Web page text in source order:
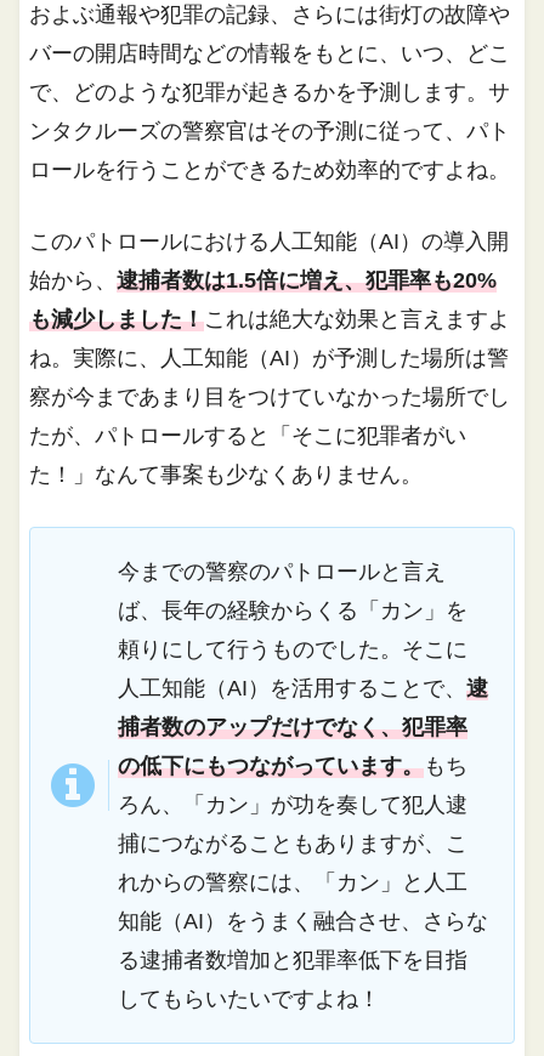
およぶ通報や犯罪の記録、さらには街灯の故障や
バーの開店時間などの情報をもとに、いつ、どこ
で、どのような犯罪が起きるかを予測します。サ
ンタクルーズの警察官はその予測に従って、パト
ロールを行うことができるため効率的ですよね。
このパトロールにおける人工知能（AI）の導入開
始から、逮捕者数は1.5倍に増え、犯罪率も20%
も減少しました！これは絶大な効果と言えますよ
ね。実際に、人工知能（AI）が予測した場所は警
察が今まであまり目をつけていなかった場所でし
たが、パトロールすると「そこに犯罪者がい
た！」なんて事案も少なくありません。
今までの警察のパトロールと言え
ば、長年の経験からくる「カン」を
頼りにして行うものでした。そこに
人工知能（AI）を活用することで、逮
捕者数のアップだけでなく、犯罪率
の低下にもつながっています。もち
ろん、「カン」が功を奏して犯人逮
捕につながることもありますが、こ
れからの警察には、「カン」と人工
知能（AI）をうまく融合させ、さらな
る逮捕者数増加と犯罪率低下を目指
してもらいたいですよね！